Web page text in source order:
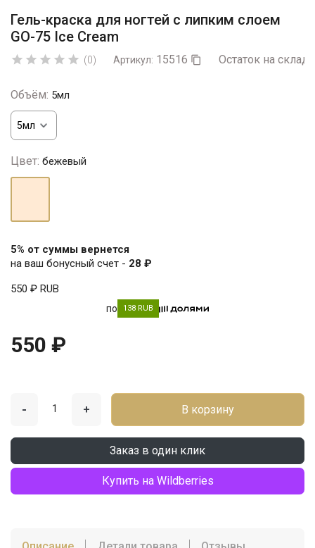
Гель-краска для ногтей с липким слоем
GO-75 Ice Cream
     (0) Артикул: 15516  Остаток на
Объём: 5мл
Цвет: бежевый
5% от суммы вернется
на ваш бонусный счет - 28 ₽
550 ₽ RUB
по 138 RUB
550 ₽
- + В корзину
Заказ в один клик
Купить на Wildberries